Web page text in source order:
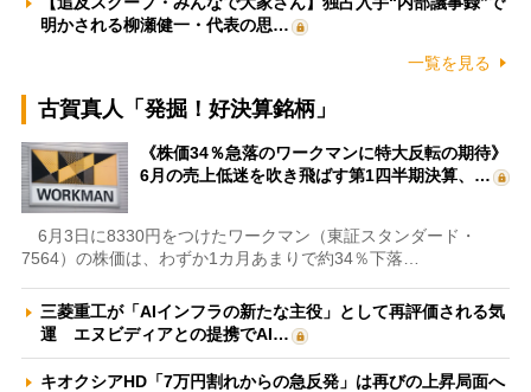
明かされる柳瀬健一・代表の思…
一覧を見る
古賀真人「発掘！好決算銘柄」
《株価34％急落のワークマンに特大反転の期待》
6月の売上低迷を吹き飛ばす第1四半期決算、…
6月3日に8330円をつけたワークマン（東証スタンダード・
7564）の株価は、わずか1カ月あまりで約34％下落…
三菱重工が「AIインフラの新たな主役」として再評価される気
運 エヌビディアとの提携でAI…
キオクシアHD「7万円割れからの急反発」は再びの上昇局面へ